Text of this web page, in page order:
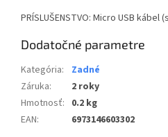
PRÍSLUŠENSTVO: Micro USB kábel
Dodatočné parametre
Kategória:
Zadné
Záruka:
2 roky
Hmotnosť: 0.2 kg
EAN: 6973146603302